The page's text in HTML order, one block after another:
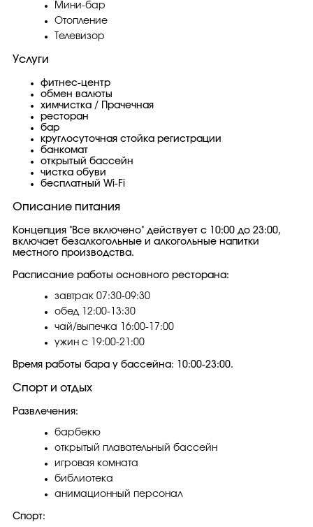
Мини-бар
Отопление
Телевизор
Услуги
фитнес-центр
обмен валюты
химчистка / Прачечная
ресторан
бар
круглосуточная стойка регистрации
банкомат
открытый бассейн
чистка обуви
бесплатный Wi-Fi
Описание питания
Концепция "Все включено" действует с 10:00 до 23:00,
включает безалкогольные и алкогольные напитки
местного производства.
Расписание работы основного ресторана:
завтрак 07:30-09:30
обед 12:00-13:30
чай/выпечка 16:00-17:00
ужин с 19:00-21:00
Время работы бара у бассейна: 10:00-23:00.
Спорт и отдых
Развлечения:
барбекю
открытый плавательный бассейн
игровая комната
библиотека
анимационный персонал
Спорт: